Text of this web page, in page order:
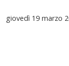
giovedì 19 marzo